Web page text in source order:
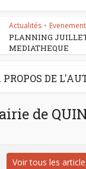
Actualités •
PLANNING
MEDIATHEQUE
PROPOS DE
de
Voir tous les